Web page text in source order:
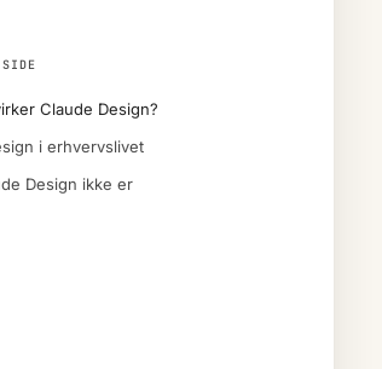
Claude Design?
i erhvervslivet
Design ikke er